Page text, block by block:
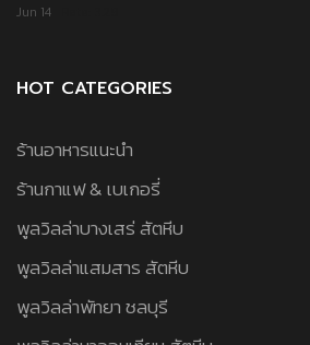
Jun 14
HOT CATEGORIES
ร้านอาหารแนะนำ
ร้านกาแฟ & เบเกอรี่
พูลวิลล่าบางเสร่ สัตหีบ
พูลวิลล่าแสมสาร สัตหีบ
พูลวิลล่าพัทยา ชลบุรี